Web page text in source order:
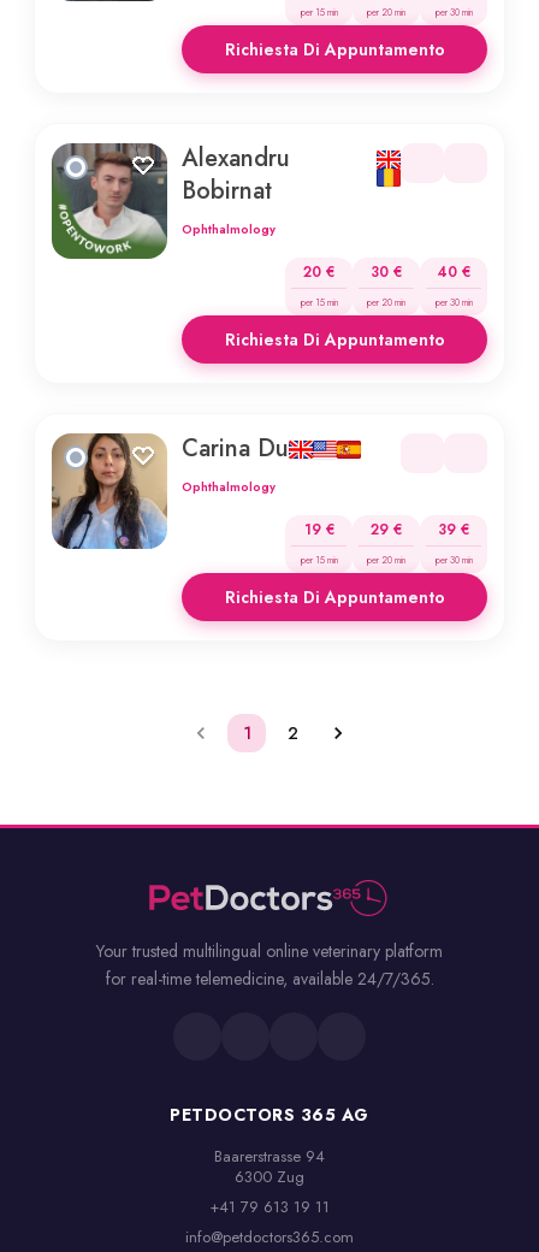
per 15 min per 20 min per 30 min
Richiesta Di Appuntamento
Alexandru
Bobirnat
Ophthalmology
20 €
per 15 min
30 €
per 20 min
40 €
per 30 min
Richiesta Di Appuntamento
Carina Du
Ophthalmology
19 €
per 15 min
29 €
per 20 min
39 €
per 30 min
Richiesta Di Appuntamento
1 2
Your trusted multilingual online veterinary platform
for real-time telemedicine, available 24/7/365.
PETDOCTORS 365 AG
Baarerstrasse 94
6300 Zug
+41 79 613 19 11
info@petdoctors365.com